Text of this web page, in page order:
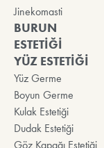
Jinekomasti
BURUN
ESTETİĞİ
YÜZ ESTETİĞİ
Yüz Germe
Boyun Germe
Kulak Estetiği
Dudak Estetiği
Göz Kapağı Estetiği